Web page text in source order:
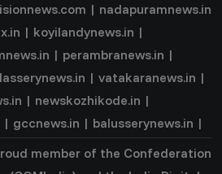
| nadapuramnews.in
| koyilandynews.in |
| perambranews.in |
| vatakaranews.in |
| newskozhikode.in |
| gccnews.in | balusserynews.in |
member of the Confederation